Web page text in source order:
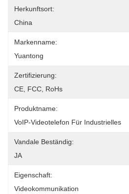
Herkunftsort:
China
Markenname:
Yuantong
Zertifizierung:
CE, FCC, RoHs
Produktname:
VoIP-Videotelefon Für Industrielles
Vandale Beständig:
JA
Eigenschaft:
Videokommunikation